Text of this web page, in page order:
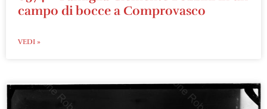
campo di bocce a Comprovasco
VEDI »